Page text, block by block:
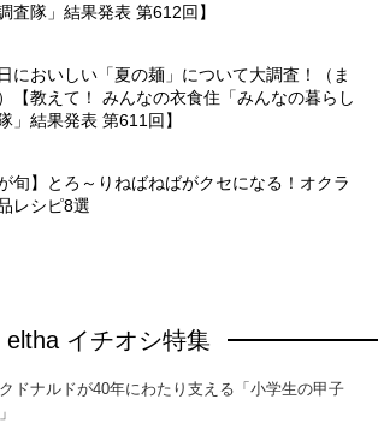
査隊」結果発表 第612回】
においしい「夏の麺」について大調査！（ま
【教えて！ みんなの衣食住「みんなの暮らし
」結果発表 第611回】
が旬】とろ～りねばねばがクセになる！オクラ
レシピ8選
eltha イチオシ特集
ドナルドが40年にわたり支える「小学生の甲子